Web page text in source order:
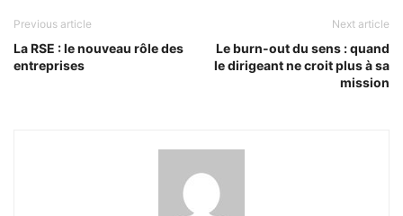
Previous article
La RSE : le nouveau rôle des
entreprises
Next article
Le burn-out du sens : quand
le dirigeant ne croit plus à sa
mission